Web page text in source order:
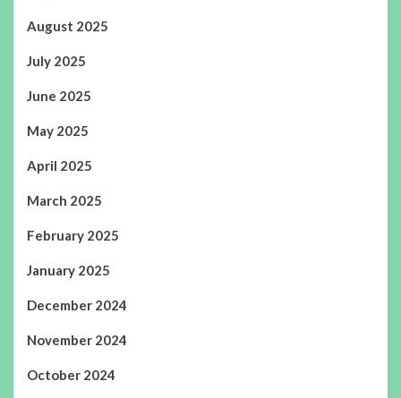
August 2025
July 2025
June 2025
May 2025
April 2025
March 2025
February 2025
January 2025
December 2024
November 2024
October 2024